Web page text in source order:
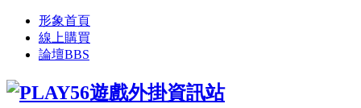
形象首頁
線上購買
論壇BBS